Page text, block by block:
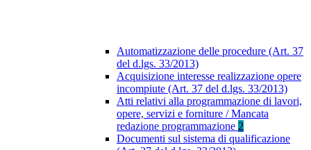
Automatizzazione delle procedure (Art. 37
del d.lgs. 33/2013)
Acquisizione interesse realizzazione opere
incompiute (Art. 37 del d.lgs. 33/2013)
Atti relativi alla programmazione di lavori,
opere, servizi e forniture / Mancata
redazione programmazione 2
Documenti sul sistema di qualificazione